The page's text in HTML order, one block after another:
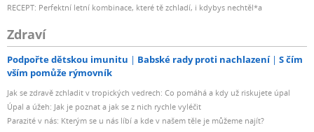
RECEPT: Perfektní letní kombinace, které tě zchladí, i kdybys nechtěl*a
Zdraví
Podpořte dětskou imunitu Babské rady proti nachlazení
S čím
vším pomůže rýmovník
Jak se zdravě zchladit v tropických vedrech: Co pomáhá a kdy už riskujete úpal
Úpal a úžeh: Jak je poznat a jak se z nich rychle vyléčit
Parazité v nás: Kterým se u nás líbí a kde v našem těle je můžeme najít?